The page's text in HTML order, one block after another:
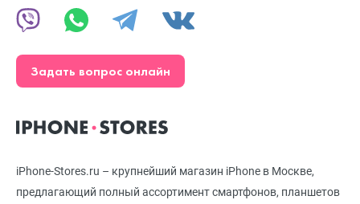
iPhone-Stores.ru – крупнейший магазин iPhone в Москве,
предлагающий полный ассортимент смартфонов, планшетов
Задать вопрос онлайн